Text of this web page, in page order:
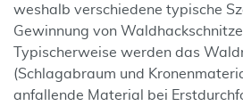
weshalb verschiedene typische
Gewinnung von
Typischerweise werden das
(Schlagabraum und
anfallende Material bei